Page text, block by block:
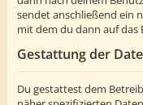
sendet anschließend ein
mit dem du dann auf das
Gestattung der
Du gestattest dem